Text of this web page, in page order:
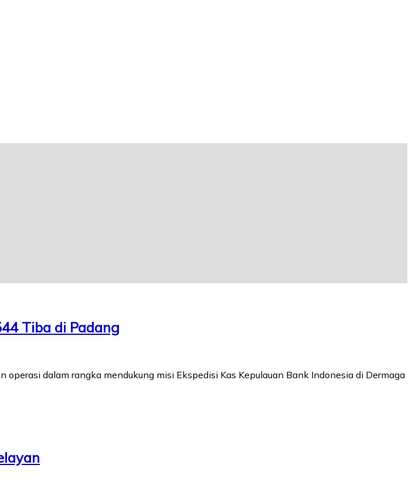
Tiba di Padang
dalam rangka mendukung misi Ekspedisi Kas Kepulauan Bank Indonesia di Dermaga